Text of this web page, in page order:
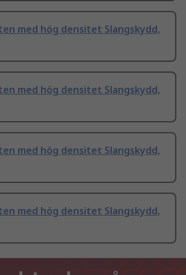
med hög densitet Slangskydd,
med hög densitet Slangskydd,
med hög densitet Slangskydd,
med hög densitet Slangskydd,